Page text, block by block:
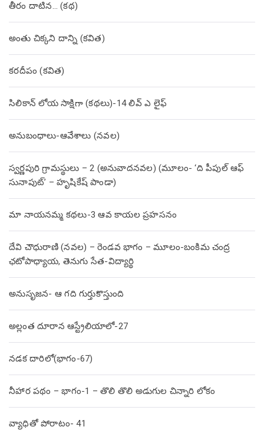
తీరం దాటిన… (క‌థ‌)
అంతు చిక్కని దాన్ని (కవిత)
కరదీపం (కవిత)
సిలికాన్ లోయ సాక్షిగా (కథలు)-14 లివ్ ఎ లైఫ్
అనుబంధాలు-ఆవేశాలు (నవల)
స్వర్ణపురి గ్రామస్థులు – 2 (అనువాదనవల) (మూలం- ‘ది పీపుల్ ఆఫ్
సునాపుట్’ – హృషికేష్ పాండా)
మా నాయనమ్మ కథలు-3 ఆవ కాయల ప్రహసనం
దేవి చౌధురాణి (నవల) – రెండవ భాగం – మూలం-బంకిమ చంద్ర
ఛటోపాధ్యాయ, తెనుగు సేత-విద్యార్థి
అనుసృజన- ఆ గది గుర్తుకొస్తుంది
అల్లంత దూరాన ఆస్ట్రేలియాలో-27
నడక దారిలో(భాగం-67)
నీహార పథం – భాగం-1 – తొలి తొలి అడుగుల చిన్నారి లోకం
వ్యాధితో పోరాటం- 41